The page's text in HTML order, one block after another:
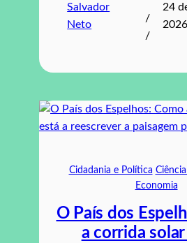
Salvador
Neto
/
/
24
2026
Cidadania e Política
Economia
O País dos
a corrida solar